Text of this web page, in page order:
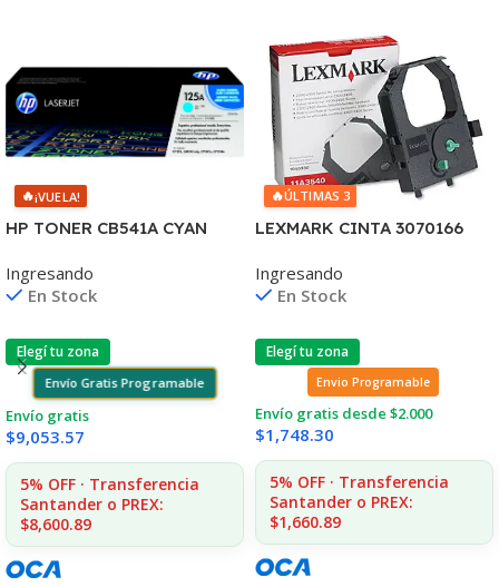
🔥¡VUELA!
HP TONER CB541A CYAN
1215/1515/1510/1312
Ingresando
En Stock
Elegí tu zona
Envío Gratis Programable
Envío gratis
$9,053.57
5% OFF · Transferencia
Santander o PREX:
$8,600.89
🔥ÚLTIMAS 3
LEXMARK CINTA 3070166
4.000 CPS 11A3540
Ingresando
En Stock
Elegí tu zona
Envio Programable
Envío gratis desde $2.000
$1,748.30
5% OFF · Transferencia
Santander o PREX:
$1,660.89